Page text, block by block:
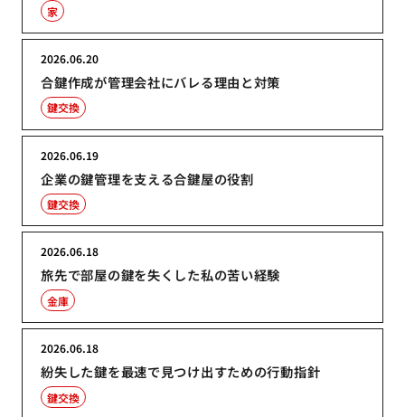
家
合鍵作成が管理会社にバレる理由と対策
2026.06.20
鍵交換
企業の鍵管理を支える合鍵屋の役割
2026.06.19
鍵交換
旅先で部屋の鍵を失くした私の苦い経験
2026.06.18
金庫
紛失した鍵を最速で見つけ出すための行動指針
2026.06.18
鍵交換